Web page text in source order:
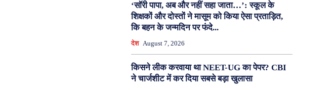
‘सॉरी पापा, अब और नहीं सहा जाता…’: स्कूल के
शिक्षकों और दोस्तों ने मासूम को किया ऐसा प्रताड़ित,
कि बहन के जन्मदिन पर फंदे...
देश August 7, 2026
किसने लीक करवाया था NEET-UG का पेपर? CBI
ने चार्जशीट में कर दिया सबसे बड़ा खुलासा